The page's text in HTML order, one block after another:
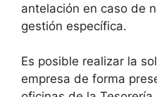
antelación en caso de
gestión específica.
Es posible realizar la
empresa de forma